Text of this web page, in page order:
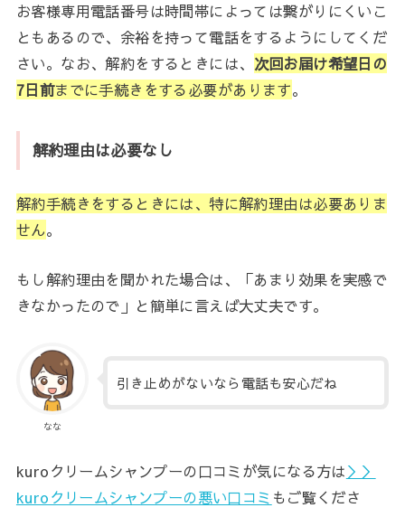
お客様専用電話番号は時間帯によっては繋がりにくいこ
ともあるので、余裕を持って電話をするようにしてくだ
さい。なお、解約をするときには、 次回お届け希望日の
7日前までに手続きをする必要があります。
解約理由は必要なし
解約手続きをするときには、特に解約理由は必要ありま
せん。
もし解約理由を聞かれた場合は、「あまり効果を実感で
きなかったので」と簡単に言えば大丈夫です。
なな
引き止めがないなら電話も安心だね
kuroクリームシャンプーの口コミが気になる方は＞＞
kuroクリームシャンプーの悪い口コミ もご覧くださ